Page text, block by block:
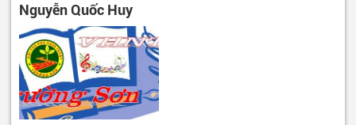
Nguyễn Quốc Huy